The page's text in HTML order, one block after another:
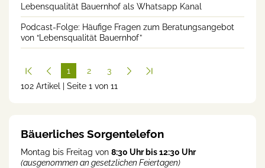
Lebensqualität Bauernhof als Whatsapp Kanal
Podcast-Folge: Häufige Fragen zum Beratungsangebot
von “Lebensqualität Bauernhof”
1
(cur
2
3
102 Artikel | Seite 1 von 11
Bäuerliches Sorgentelefon
Montag bis Freitag von 8:30 Uhr bis 12:30 Uhr
(ausgenommen an gesetzlichen Feiertagen)